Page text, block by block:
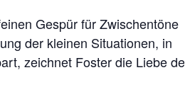
Gespür für Zwischentöne
der kleinen Situationen, in
zeichnet Foster die Liebe der